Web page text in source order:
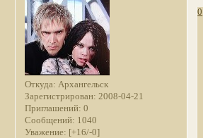
Откуда: Архангельск
Зарегистрирован: 2008-04-21
Приглашений: 0
Сообщений: 1040
Уважение: [+16/-0]
0